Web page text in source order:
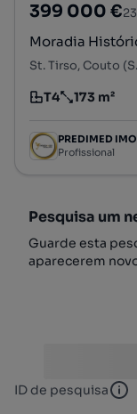
399 000 €
Moradia
Tipologia
T4
Preço por metro
173 m²
PREDIMED
Profissional
Pesquisa um
Guarde esta
aparecerem
ID de pesquisa ID